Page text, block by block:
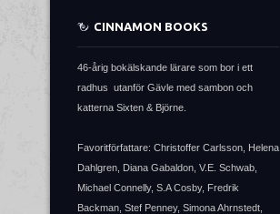
CINNAMON BOOKS
46-årig bokälskande lärare som bor i ett
radhus utanför Gävle med sambon och
katterna Sixten & Björne.
Favoritförfattare: Christoffer Carlsson, Helena
Dahlgren, Diana Gabaldon, V.E. Schwab,
Michael Connelly, S.A Cosby, Fredrik
Backman, Stef Penney, Simona Ahrnstedt,